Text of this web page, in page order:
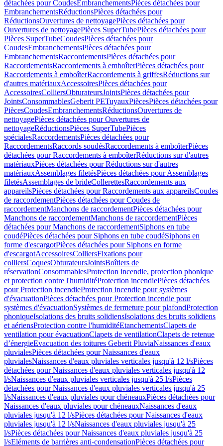
détachées pour CoudesEmbranchementsPièces détachées pour
EmbranchementsRéductionsPièces détachées pour
RéductionsOuvertures de nettoyagePièces détachées pour
Ouvertures de nettoyagePièces SuperTubePièces détachées pour
Pièces SuperTubeCoudesPièces détachées pour
CoudesEmbranchementsPièces détachées pour
EmbranchementsRaccordementsPièces détachées pour
RaccordementsRaccordements à emboîterPièces détachées pour
Raccordements à emboîterRaccordements à griffesRéductions sur
d'autres matériauxAccessoiresPièces détachées pour
AccessoiresColliersObturateursJointsPièces détachées pour
JointsConsommablesGeberit PETuyauxPiècesPièces détachées pour
PiècesCoudesEmbranchementsRéductionsOuvertures de
nettoyagePièces détachées pour Ouvertures de
nettoyageRéductionsPièces SuperTubePièces
spécialesRaccordementsPièces détachées pour
RaccordementsRaccords soudésRaccordements à emboîterPièces
détachées pour Raccordements à emboîterRéductions sur d'autres
matériauxPièces détachées pour Réductions sur d'autres
matériauxAssemblages filetésPièces détachées pour Assemblages
filetésAssemblages de brideCollerettesRaccordements aux
appareilsPièces détachées pour Raccordements aux appareilsCoudes
de raccordementPièces détachées pour Coudes de
raccordementManchons de raccordementPièces détachées pour
Manchons de raccordementManchons de raccordementPièces
détachées pour Manchons de raccordementSiphons en tube
coudéPièces détachées pour Siphons en tube coudéSiphons en
forme d'escargotPièces détachées pour Siphons en forme
d'escargotAccessoiresColliersFixations pour
colliersCoquesObturateursJointsBoîtiers de
réservationConsommablesProtection incendie, protection phonique
et protection contre l'humiditéProtection incendiePièces détachées
pour Protection incendieProtection incendie pour systèmes
d'évacuationPièces détachées pour Protection incendie pour
systèmes d'évacuationSystèmes de fermeture pour plafondProtection
phoniqueIsolations des bruits solidiensIsolations des bruits solidiens
et aériensProtection contre l'humiditéEtanchementsClapets de
ventilation pour évacuationClapets de ventilationClapets de retenue
d’énergieEvacuation des toitures Geberit PluviaNaissances d'eaux
pluvialesPièces détachées pour Naissances d'eaux
pluvialesNaissances d'eaux pluviales verticales jusqu'à 12 l/sPièces
détachées pour Naissances d'eaux pluviales verticales jusqu'à 12
l/sNaissances d'eaux pluviales verticales jusqu'à 25 l/sPièces
détachées pour Naissances d'eaux pluviales verticales jusqu'à 25
l/sNaissances d'eaux pluviales pour chéneauxPièces détachées pour
Naissances d'eaux pluviales pour chéneauxNaissances d'eaux
pluviales jusqu'à 12 l/sPièces détachées pour Naissances d'eaux
pluviales jusqu'à 12 l/sNaissances d'eaux pluviales jusqu'à 25
l/sPièces détachées pour Naissances d'eaux pluviales jusqu'à 25
l/sEléments de barrières anti-condensationPièces détachées pour